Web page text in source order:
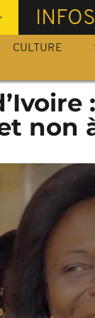
INFOS
CULTURE
non